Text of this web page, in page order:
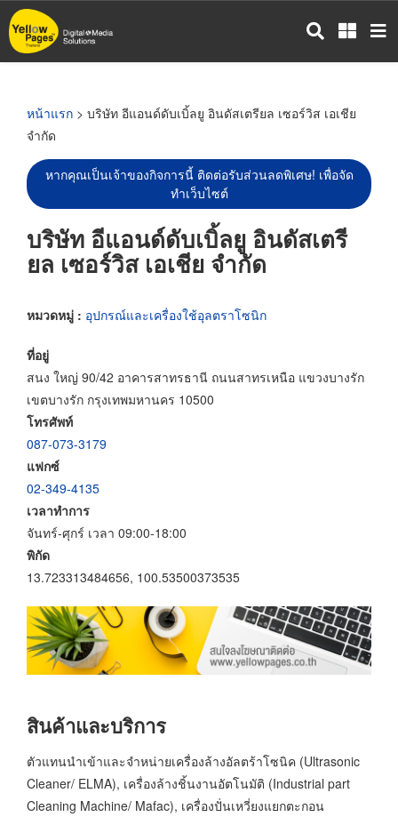
ข้าม
ไป
หน้าแรก > บริษัท อีแอนด์ดับเบิ้ลยู อินดัสเตรียล เซอร์วิส เอเชีย
จำกัด
หากคุณเป็นเจ้าของกิจการนี้ ติดต่อรับส่วนลดพิเศษ! เพื่อจัด
ทำเว็บไซต์
บริษัท อีแอนด์ดับเบิ้ลยู อินดัสเตรี
ยล เซอร์วิส เอเชีย จำกัด
หมวดหมู่ : อุปกรณ์และเครื่องใช้อุลตราโซนิก
ที่อยู่
สนง ใหญ่ 90/42 อาคารสาทรธานี ถนนสาทรเหนือ แขวงบางรัก
เขตบางรัก กรุงเทพมหานคร 10500
โทรศัพท์
087-073-3179
แฟกซ์
02-349-4135
เวลาทำการ
จันทร์-ศุกร์ เวลา 09:00-18:00
พิกัด
13.723313484656, 100.53500373535
สินค้าและบริการ
ตัวแทนนำเข้าและจำหน่ายเครื่องล้างอัลตร้าโซนิค (Ultrasonic
Cleaner/ ELMA), เครื่องล้างชิ้นงานอัตโนมัติ (Industrial part
Cleaning Machine/ Mafac), เครื่องปั่นเหวี่ยงแยกตะกอน